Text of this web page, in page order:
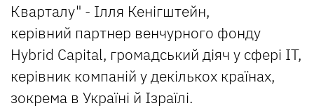
Кварталу" - Ілля Кенігштейн,
керівний партнер венчурного фонду
Hybrid Capital, громадський діяч у сфері ІТ,
керівник компаній у декількох країнах,
зокрема в Україні й Ізраїлі.